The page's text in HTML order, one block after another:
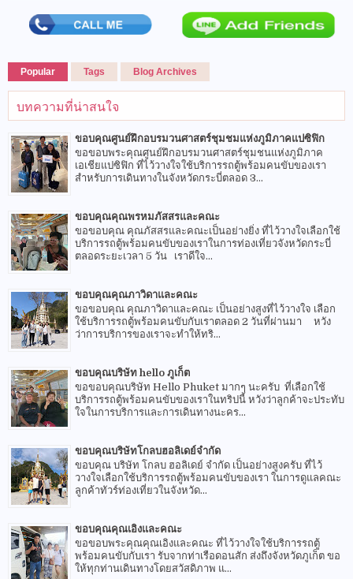
Popular Tags Blog Archives
บทความที่น่าสนใจ
ขอบคุณศูนย์ฝึกอบรมวนศาสตร์ชุมชมแห่งภูมิภาคแปซิฟิก
ขอขอบพระคุณศูนย์ฝึกอบรมวนศาสตร์ชุมชนแห่งภูมิภาค
เอเชียแปซิฟิก ที่ไว้วางใจใช้บริการรถตู้พร้อมคนขับของเรา
สำหรับการเดินทางในจังหวัดกระบี่ตลอด 3...
ขอบคุณคุณพรหมภัสสรและคณะ
ขอขอบคุณ คุณภัสสรและคณะเป็นอย่างยิ่ง ที่ไว้วางใจเลือกใช้
บริการรถตู้พร้อมคนขับของเราในการท่องเที่ยวจังหวัดกระบี่
ตลอดระยะเวลา 5 วัน เราดีใจ...
ขอบคุณคุณภาวิดาและคณะ
ขอขอบคุณ คุณภาวิดาและคณะ เป็นอย่างสูงที่ไว้วางใจ เลือก
ใช้บริการรถตู้พร้อมคนขับกับเราตลอด 2 วันที่ผ่านมา หวัง
ว่าการบริการของเราจะทำให้ทริ...
ขอบคุณบริษัท hello ภูเก็ต
ขอขอบคุณบริษัท Hello Phuket มากๆ นะครับ ที่เลือกใช้
บริการรถตู้พร้อมคนขับของเราในทริปนี้ หวังว่าลูกค้าจะประทับ
ใจในการบริการและการเดินทางนะคร...
ขอบคุณบริษัทโกลบฮอลิเดย์จำกัด
ขอบคุณ บริษัท โกลบ ฮอลิเดย์ จำกัด เป็นอย่างสูงครับ ที่ไว้
วางใจเลือกใช้บริการรถตู้พร้อมคนขับของเรา ในการดูแลคณะ
ลูกค้าทัวร์ท่องเที่ยวในจังหวัด...
ขอบคุณคุณเอิงและคณะ
ขอขอบพระคุณคุณเอิงและคณะ ที่ไว้วางใจใช้บริการรถตู้
พร้อมคนขับกับเรา รับจากท่าเรือดอนสัก ส่งถึงจังหวัดภูเก็ต ขอ
ให้ทุกท่านเดินทางโดยสวัสดิภาพ แ...